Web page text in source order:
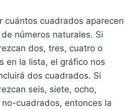
\
rf
lo
o
r
cuántos cuadrados aparecen
números naturales. Si
dos, tres, cuatro o
en la lista, el gráfico nos
dos cuadrados. Si
seis, siete, ocho,
cuadrados, entonces la